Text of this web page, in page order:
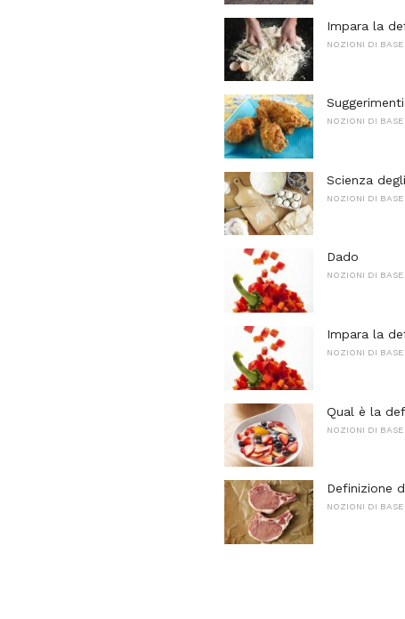
Impara la
NOZIONI DI
NOZIONI DI
Scienza
NOZIONI DI
Dado
NOZIONI DI
Impara la
NOZIONI DI
Qual è la
NOZIONI DI
Definizione
NOZIONI DI